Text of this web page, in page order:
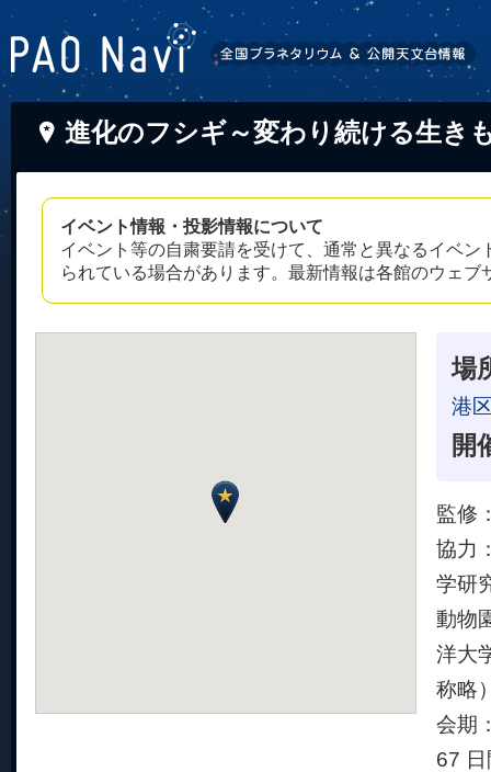
進化のフシギ～変わり続ける生き
イベント情報・投影情報について
イベント等の自粛要請を受けて、通常と異なるイベ
られている場合があります。最新情報は各館のウェ
場
港
開
監修
協力
学研
動物
洋大
称略
会期
67 日